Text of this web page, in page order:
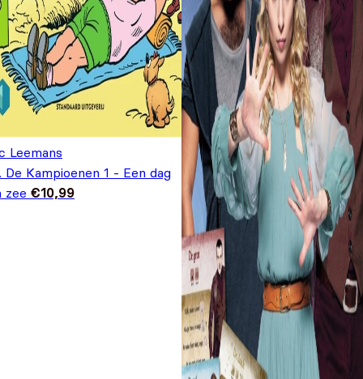
Leemans
De Kampioenen 1 - Een dag
zee €10,99